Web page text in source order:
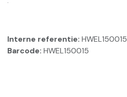
Interne referentie: HWEL150015
Barcode: HWEL150015